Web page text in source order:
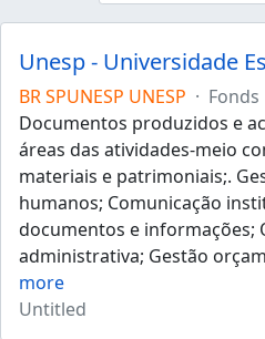
BR SPUNESP UNESP · Fonds
Documentos produzidos e
áreas das atividades-meio
materiais e patrimoniais;.
humanos; Comunicação
documentos e informações;
administrativa; Gestão
more
Untitled